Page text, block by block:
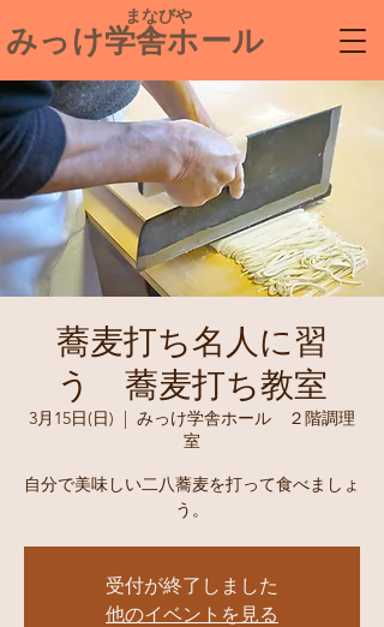
​ まなびや
みっけ学舎ホール
蕎麦打ち名人に習
う 蕎麦打ち教室
3月15日(日)
  |
みっけ学舎ホール ２階調理
室
自分で美味しい二八蕎麦を打って食べましょ
受付が終了しました
他のイベントを見る